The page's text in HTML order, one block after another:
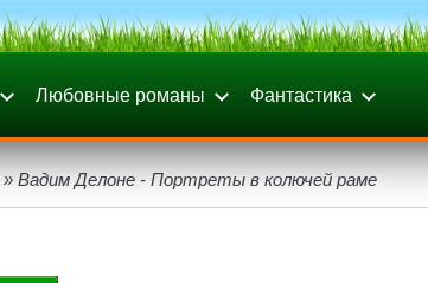
Любовные романы Фантастика
» Вадим Делоне - Портреты в колючей раме